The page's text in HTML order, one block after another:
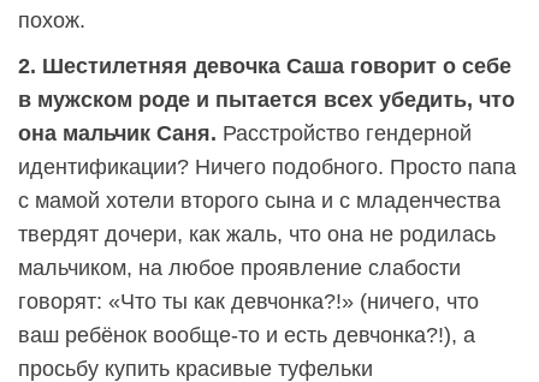
похож.
2. Шестилетняя девочка Саша говорит о себе
в мужском роде и пытается всех убедить, что
она мальчик Саня. Расстройство гендерной
идентификации? Ничего подобного. Просто папа
с мамой хотели второго сына и с младенчества
твердят дочери, как жаль, что она не родилась
мальчиком, на любое проявление слабости
говорят: «Что ты как девчонка?!» (ничего, что
ваш ребёнок вообще-то и есть девчонка?!), а
просьбу купить красивые туфельки